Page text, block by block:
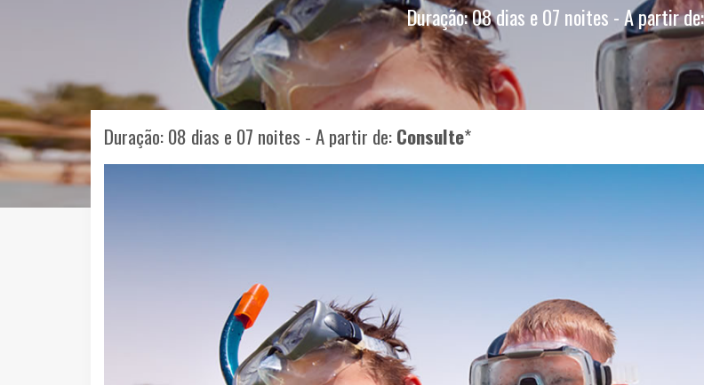
Duração: 08 dias e 07 noites - A partir
Duração: 08 dias e 07 noites - A partir de:Consulte*